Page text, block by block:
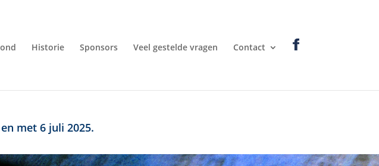
Historie Sponsors Veel gestelde vragen Contact
met 6 juli 2025.